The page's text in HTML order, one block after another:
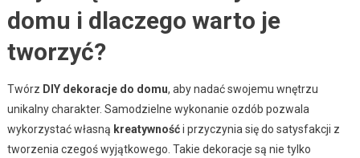
domu i dlaczego warto je
tworzyć?
Twórz DIY dekoracje do domu, aby nadać swojemu wnętrzu
unikalny charakter. Samodzielne wykonanie ozdób pozwala
wykorzystać własną kreatywnośći przyczynia się do satysfakcji z
tworzenia czegoś wyjątkowego. Takie dekoracje są nie tylko